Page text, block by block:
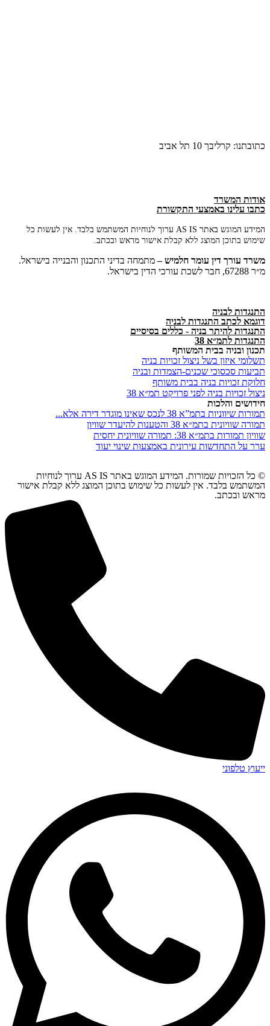
כתובתנו: קרליבך 10 תל אביב
אודות המשרד
כתבו עלינו באמצעי התקשורת
המידע המוגש באתר AS IS ערוך לנוחיות המשתמש בלבד. אין לעשות כל
שימוש בתוכן המוצג ללא קבלת אישור מראש ובכתב.
משרד עורך דין עומר חלמיש –מתמחה בדיני התכנון והבנייה בישראל.
מ״ר 67288, חבר לשכת עורכי הדין בישראל.
התנגדות לבניה
דוגמא לכתב התנגדות לבניה
התנגדות להיתר בניה - כללים בסיסיים
התנגדות לתמ״א 38
תכנון ובניה בבית המשותף
תשלומי איזון בשל ניצול זכויות בניה
תביעות סכסוכי שכנים-הצמדות ובניה
חלוקת זכויות בניה בבית משותף
ניצול זכויות בניה לפני פרויקט תמ״א 38
חידושים והלכות
תמורות שיווניות בתמ”א 38 לנכס שאינו מוגדר דירה אלא...
תמורה שוויונית בתמ״א 38 והטענות להיעדר שוויון
שוויון תמורות בתמ״א 38: תמורה שוויונית יחסית
ערר על התחדשות עירונית באמצעות שינוי יעוד
© כל הזכויות שמורות. המידע המוגש באתר AS IS ערוך לנוחיות
המשתמש בלבד. אין לעשות כל שימוש בתוכן המוצג ללא קבלת אישור
מראש ובכתב.
ייעוץ טלפוני